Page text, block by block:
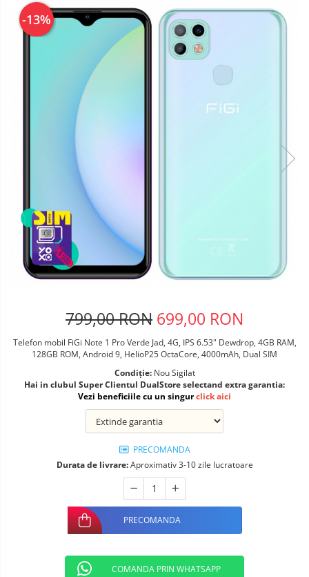
Telefoane mobile Ulefone
Telefoane mobile Unihertz
Telefoane mobile Cubot
Telefoane mobile Blackview
Telefoane mobile OSCAL
Telefoane mobile Fossibot
Telefoane mobile Lagenio
Telefoane mobile Samsung
Telefoane mobile iSEN
Telefoane mobile F150
Telefoane mobile HUAWEI
Telefoane mobile iHunt
Telefoane mobile Xiaomi
Telefoane mobile AGM
Telefoane mobile Realme
Telefoane mobile ALTE BRANDURI
-13%
799,00 RON 699,00 RON
Telefon mobil FiGi Note 1 Pro Verde Jad, 4G, IPS 6.53" Dewdrop, 4GB RAM,
128GB ROM, Android 9, HelioP25 OctaCore, 4000mAh, Dual SIM
Condiție: Nou Sigilat
Hai in clubul Super Clientul DualStore selectand extra garantia:
Vezi beneficiile cu un singurclick aici
PRECOMANDA
Durata de livrare:Aproximativ 3-10 zile lucratoare
PRECOMANDA
COMANDA PRIN WHATSAPP